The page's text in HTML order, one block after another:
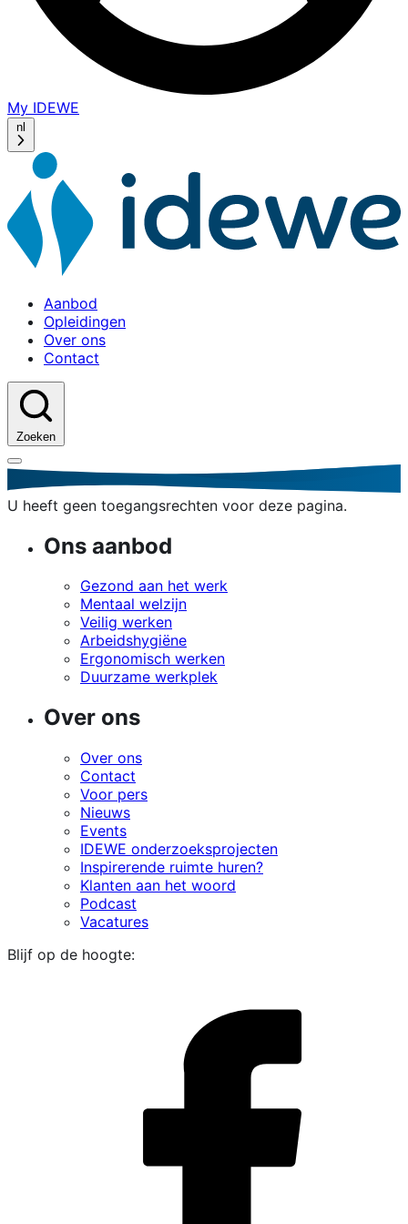
My IDEWE
window)
nl
Aanbod
Opleidingen
Over ons
Contact
Zoeken
U heeft geen toegangsrechten voor deze pagina.
Ons aanbod
Gezond aan het werk
Mentaal welzijn
Veilig werken
Arbeidshygiëne
Ergonomisch werken
Duurzame werkplek
Over ons
Over ons
Contact
Voor pers
Nieuws
Events
IDEWE onderzoeksprojecten
Inspirerende ruimte huren?
Klanten aan het woord
Podcast
Vacatures
Blijf op de hoogte: